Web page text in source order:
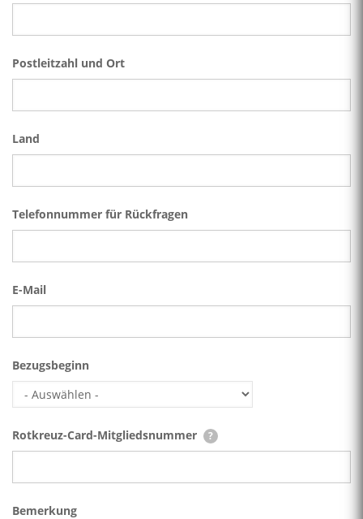
Postleitzahl und Ort
Land
Telefonnummer für Rückfragen
E-Mail
Bezugsbeginn
Rotkreuz-Card-Mitgliedsnummer ?
Bemerkung